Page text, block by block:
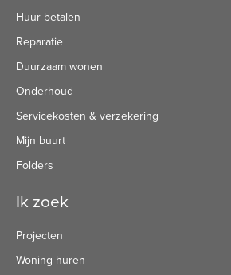
Huur betalen
Reparatie
Duurzaam wonen
Onderhoud
Servicekosten & verzekering
Mijn buurt
Folders
Ik zoek
Projecten
Woning huren